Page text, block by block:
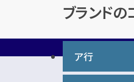
ブランドの
ア行